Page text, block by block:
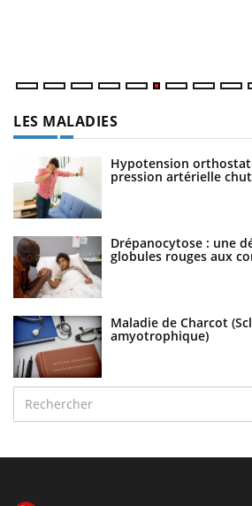
LES MALADIES
Hypotension
pression artérielle
Drépanocytose : une
globules rouges aux
Maladie de Charcot
amyotrophique)